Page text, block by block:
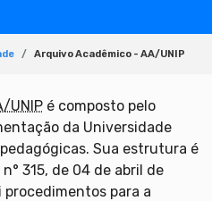
Arquivo Acadêmico - AA/UNIP
UNIP é composto pelo
da Universidade
Sua estrutura é
n° 315, de 04 de abril de
para a